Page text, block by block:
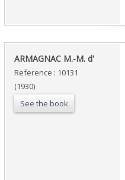
‎ARMAGNAC M.-M. d' ‎
Reference : 10131
(1930)
See the book